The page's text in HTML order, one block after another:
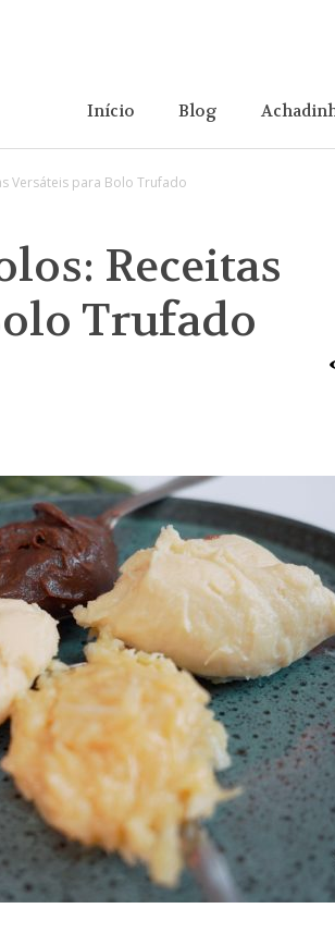
Início Blog
Versáteis para Bolo Trufado
Receitas
Trufado